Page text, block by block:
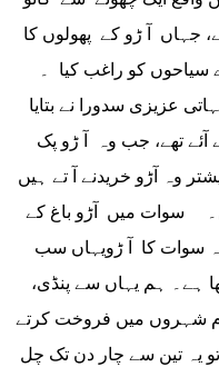
آ ڑو کے پھولوں کا
سیاحوں کو راغب کیا ۔
عزیزی سدورا نے بتایا
آئے تھے، جب وہ آ ڑو پک
وہ آڑو خریدنے آ تے ہیں
سوات میں آڑو باغ کے
کہ سوات کا آ ڑویہاں سب
ہے۔ ہم یہاں سے پنڈی،
شہروں میں فروخت کرتے
یہ تین سے چار دن تک چل